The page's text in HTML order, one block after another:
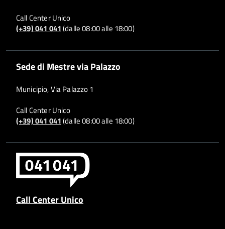
Call Center Unico
(+39) 041 041(dalle 08:00 alle 18:00)
Sede di Mestre via Palazzo
Municipio, Via Palazzo 1
Call Center Unico
(+39) 041 041(dalle 08:00 alle 18:00)
Call Center Unico